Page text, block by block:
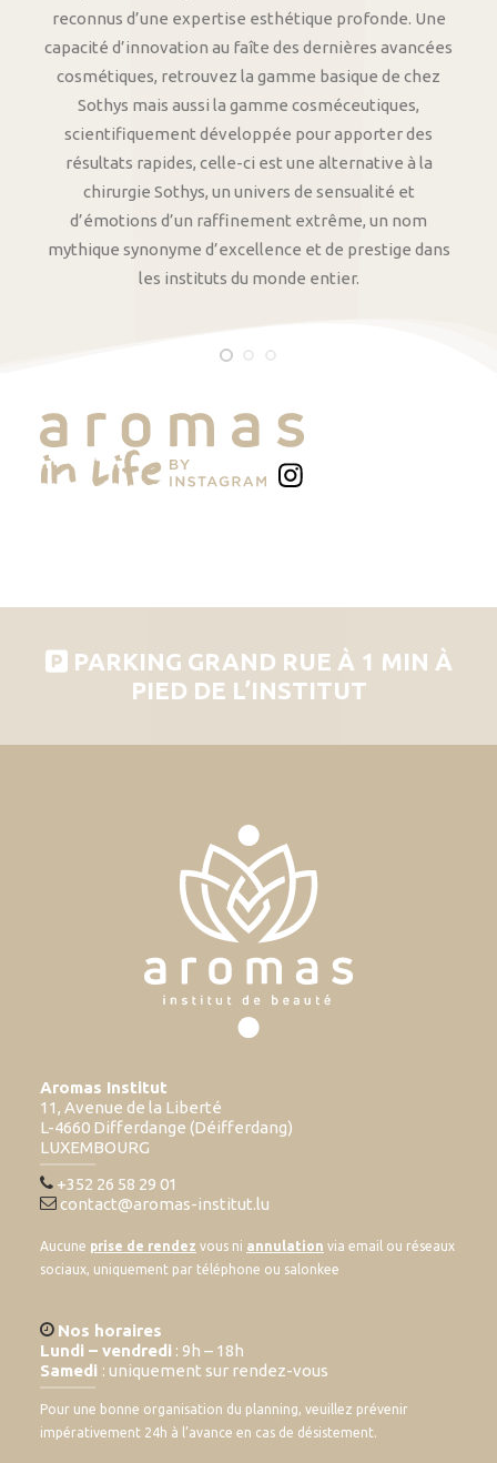
reconnus d’une expertise esthétique profonde. Une
capacité d’innovation au faîte des dernières avancées
cosmétiques, retrouvez la gamme basique de chez
Sothys mais aussi la gamme cosméceutiques,
scientifiquement développée pour apporter des
résultats rapides, celle-ci est une alternative à la
chirurgie Sothys, un univers de sensualité et
d’émotions d’un raffinement extrême, un nom
mythique synonyme d’excellence et de prestige dans
les instituts du monde entier.
PARKING GRAND RUE À 1 MIN À
PIED DE L’INSTITUT
Aromas Institut
11, Avenue de la Liberté
L-4660 Differdange (Déifferdang)
LUXEMBOURG
+352 26 58 29 01
contact@aromas-institut.lu
Aucune prise de rendez vous ni annulation via email ou réseaux
sociaux, uniquement par téléphone ou salonkee
Nos horaires
Lundi – vendredi : 9h – 18h
Samedi : uniquement sur rendez-vous
Pour une bonne organisation du planning, veuillez prévenir
impérativement 24h à l’avance en cas de désistement.